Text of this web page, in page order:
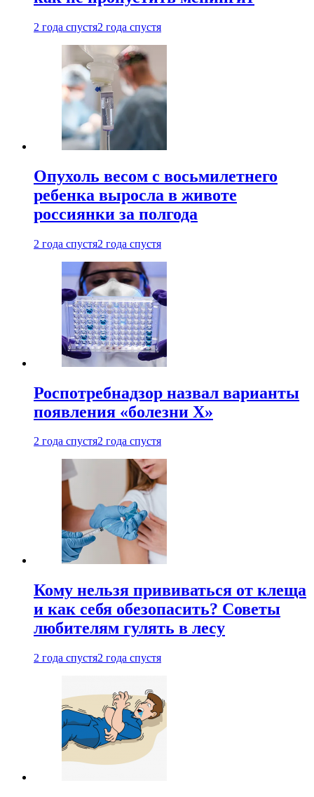
2 года спустя2 года спустя
Опухоль весом с восьмилетнего
ребенка выросла в животе
россиянки за полгода
2 года спустя2 года спустя
Роспотребнадзор назвал варианты
появления «болезни Х»
2 года спустя2 года спустя
Кому нельзя прививаться от клеща
и как себя обезопасить? Советы
любителям гулять в лесу
2 года спустя2 года спустя